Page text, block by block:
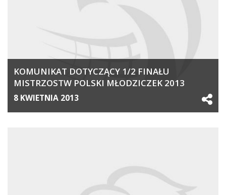
KOMUNIKAT DOTYCZĄCY 1/2 FINAŁU
MISTRZOSTW POLSKI MŁODZICZEK 2013
8 KWIETNIA 2013